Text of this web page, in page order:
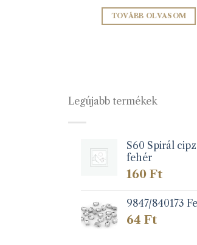
TOVÁBB OLVASOM
Legújabb termékek
S60 Spirál
fehér
160 Ft
9847/840173
64 Ft